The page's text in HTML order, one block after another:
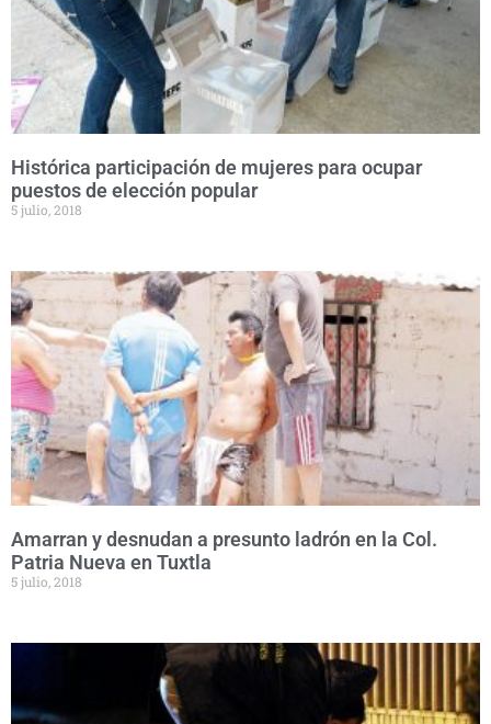
Histórica participación de mujeres para ocupar
puestos de elección popular
5 julio, 2018
Amarran y desnudan a presunto ladrón en la Col.
Patria Nueva en Tuxtla
5 julio, 2018